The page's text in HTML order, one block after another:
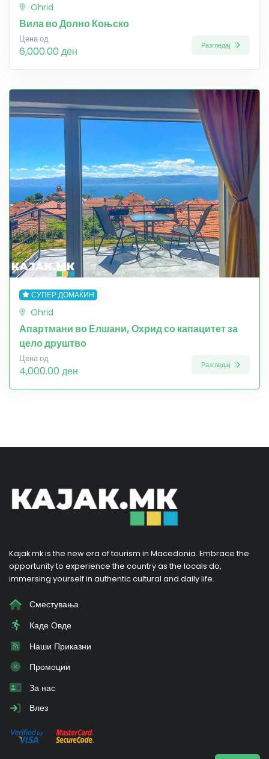
Ohrid
Вила во Долно Коњско
Цена од
6,000.00 ден Разгледај
СУПЕР ДОМАЌИН
Ohrid
Апартмани во Елшани, Охрид со капацитет за
цело друштво
Цена од
4,000.00 ден Разгледај
Kajak.mk is the new era of tourism in Macedonia. Embrace the
opportunity to experience the country as the locals do,
immersing yourself in authentic cultural and daily life.
Сместувања
Каде Овде
Наши Приказни
Промоции
За нас
Влез